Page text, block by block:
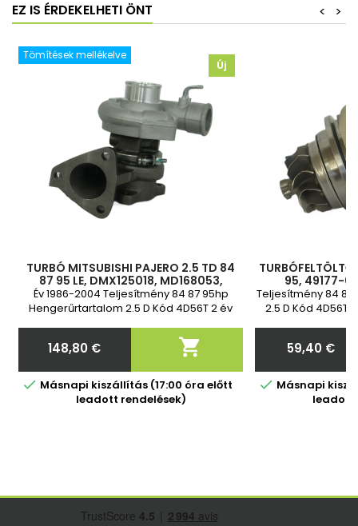
EZ IS ÉRDEKELHETI ÖNT >
<
Tömítések mellékelve
Új
TURBÓ MITSUBISHI PAJERO 2.5 TD 84
87 95 LE, DMX125018, MD168053,
MD094740, DMX125007, 49177-01500,
49177-01501, DMX12501, MD1680
Év 1986-2004 Teljesítmény 84 87 95hp
Hengerűrtartalom 2.5 D Kód 4D56T 2 év
Ár
148,80 € 
 Másnapi kiszállítás (17:00 óra előtt
leadott rendelések)
95, 49177-
MD106720,
MD083538,
Teljesítmény 84
2.5 D Kód 4D56T
Ár
59,40 €
 Másnapi
leadott